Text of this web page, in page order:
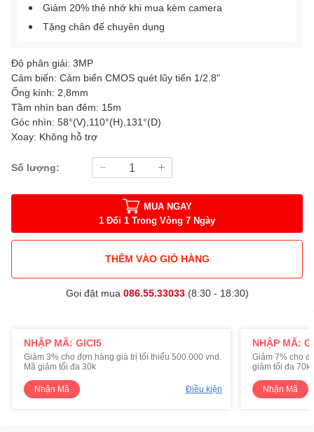
Giảm 20% thẻ nhớ khi mua kèm camera
Tặng chân đế chuyên dụng
Độ phân giải: 3MP
Cảm biến: Cảm biến CMOS quét lũy tiến 1/2.8"
Ống kính: 2,8mm
Tầm nhìn ban đêm: 15m
Góc nhìn: 58°(V),110°(H),131°(D)
Xoay: Không hỗ trợ
Số lượng:
MUA NGAY
1 Đổi 1 Trong Vòng 7 Ngày
THÊM VÀO GIỎ HÀNG
Gọi đặt mua 086.55.33033(8:30 - 18:30)
NHẬP MÃ: GICI5
Giảm 3% cho đơn hàng giá trị tối thiểu 500.000 vnd.
Mã giảm tối đa 30k
Nhận Mã Điều kiện
NHẬP MÃ:
Giảm 7% cho
giảm tối đa 70k
Nhận Mã